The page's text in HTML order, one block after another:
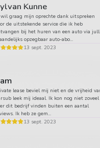
Kunne
wil graag mijn oprechte dank uitspreken
de uitstekende service die ik heb
bij het huren van een auto via
opzegbaar auto-abo...
13 sept. 2023
lease beviel mij niet en de vrijheid
leek mij ideaal. Ik kon nog niet zoveel
dit bedrijf vinden buiten een aantal
Ik heb ze gem...
13 sept. 2023